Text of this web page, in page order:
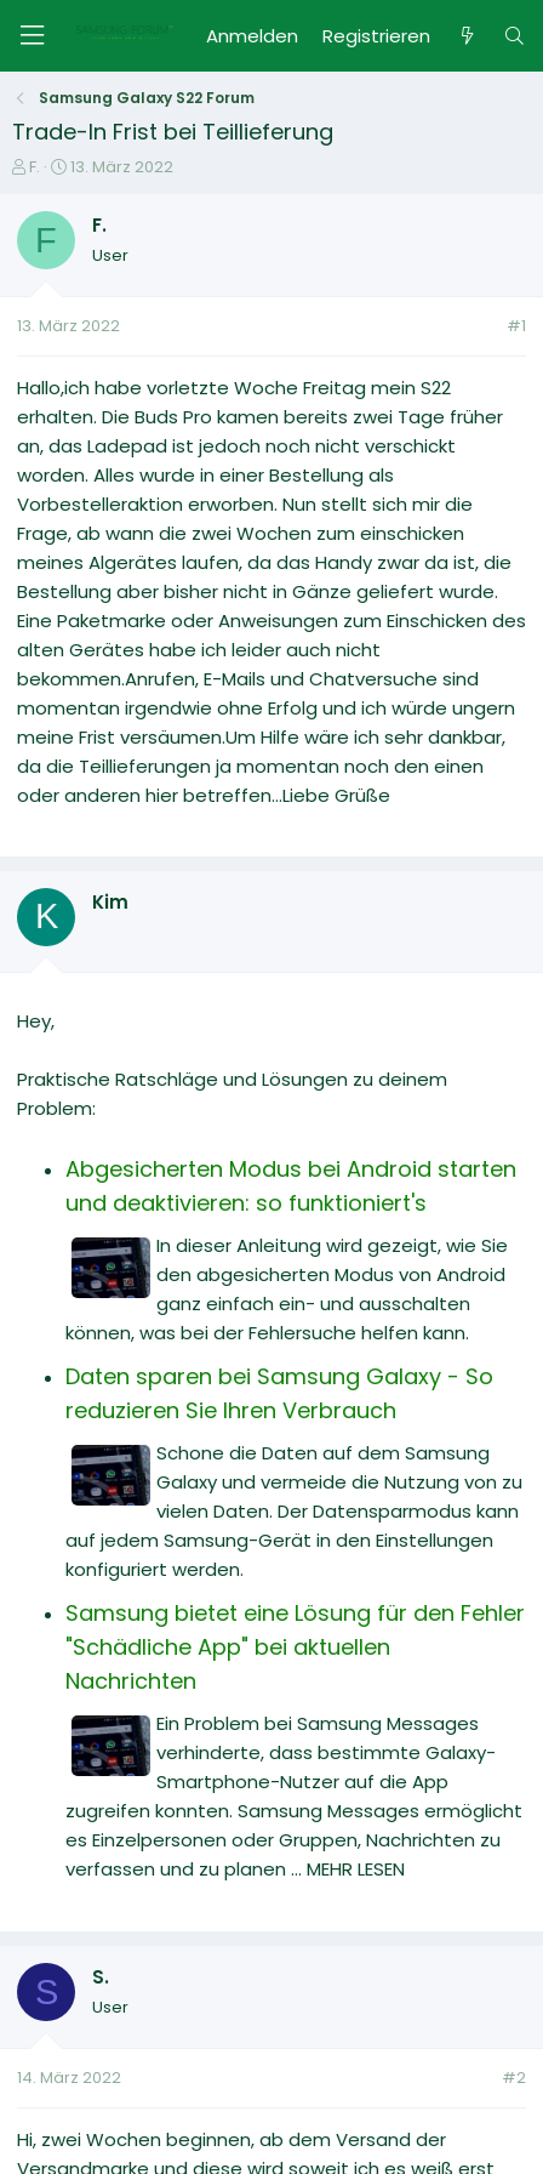
Anmelden Registrieren
Samsung Galaxy S22 Forum
Trade-In Frist bei Teillieferung
E
s
e
e
F.
E
t
e
t
m
13. März 2022
F F.
User
13. März 2022 #1
Hallo,ich habe vorletzte Woche Freitag mein S22
erhalten. Die Buds Pro kamen bereits zwei Tage früher
an, das Ladepad ist jedoch noch nicht verschickt
worden. Alles wurde in einer Bestellung als
Vorbestelleraktion erworben. Nun stellt sich mir die
Frage, ab wann die zwei Wochen zum einschicken
meines Algerätes laufen, da das Handy zwar da ist, die
Bestellung aber bisher nicht in Gänze geliefert wurde.
Eine Paketmarke oder Anweisungen zum Einschicken des
alten Gerätes habe ich leider auch nicht
bekommen.Anrufen, E-Mails und Chatversuche sind
momentan irgendwie ohne Erfolg und ich würde ungern
meine Frist versäumen.Um Hilfe wäre ich sehr dankbar,
da die Teillieferungen ja momentan noch den einen
oder anderen hier betreffen...Liebe Grüße
K Kim
Hey,
Praktische Ratschläge und Lösungen zu deinem
Problem:
Abgesicherten Modus bei Android starten
und deaktivieren: so funktioniert's
In dieser Anleitung wird gezeigt, wie Sie
den abgesicherten Modus von Android
ganz einfach ein- und ausschalten
können, was bei der Fehlersuche helfen kann.
Daten sparen bei Samsung Galaxy - So
reduzieren Sie Ihren Verbrauch
Schone die Daten auf dem Samsung
Galaxy und vermeide die Nutzung von zu
vielen Daten. Der Datensparmodus kann
auf jedem Samsung-Gerät in den Einstellungen
konfiguriert werden.
Samsung bietet eine Lösung für den Fehler
"Schädliche App" bei aktuellen
Nachrichten
Ein Problem bei Samsung Messages
verhinderte, dass bestimmte Galaxy-
Smartphone-Nutzer auf die App
zugreifen konnten. Samsung Messages ermöglicht
es Einzelpersonen oder Gruppen, Nachrichten zu
verfassen und zu planen ... MEHR LESEN
S S.
User
14. März 2022 #2
Hi, zwei Wochen beginnen, ab dem Versand der
Versandmarke und diese wird soweit ich es weiß erst